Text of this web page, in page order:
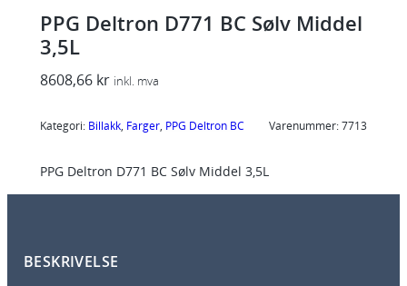
PPG Deltron D771 BC Sølv Middel
3,5L
8608,66 kr inkl. mva
Kategori: Billakk, Farger, PPG Deltron BC Varenummer:7713
PPG Deltron D771 BC Sølv Middel 3,5L
BESKRIVELSE